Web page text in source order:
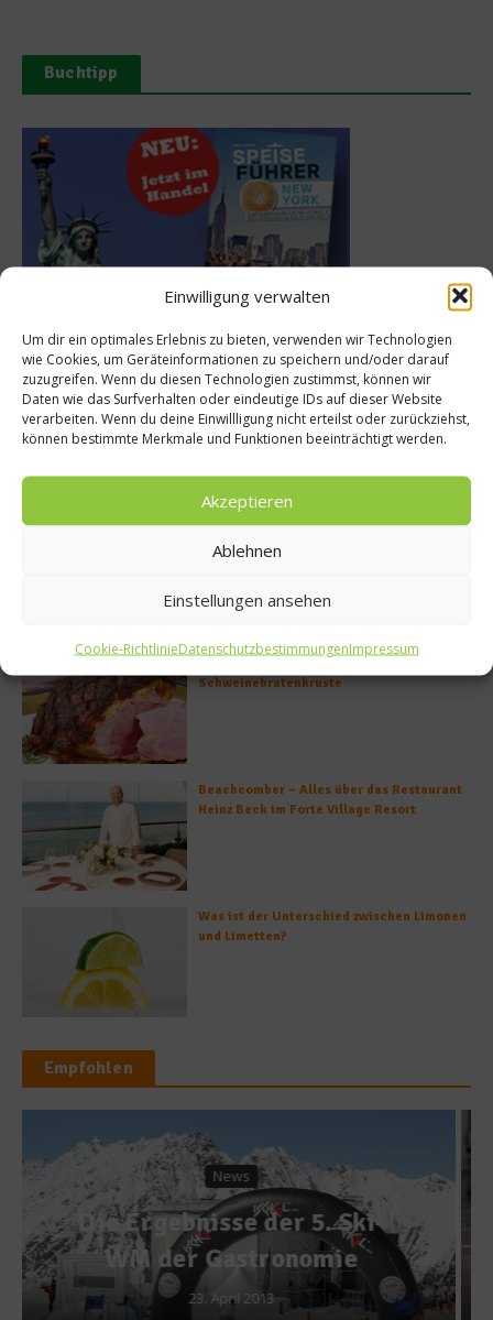
Einwilligung verwalten
Um dir ein optimales Erlebnis zu bieten, verwenden wir Technologien
wie Cookies, um Geräteinformationen zu speichern und/oder darauf
zuzugreifen. Wenn du diesen Technologien zustimmst, können wir
Daten wie das Surfverhalten oder eindeutige IDs auf dieser Website
verarbeiten. Wenn du deine Einwillligung nicht erteilst oder zurückziehst,
können bestimmte Merkmale und Funktionen beeinträchtigt werden.
Akzeptieren
Ablehnen
Einstellungen ansehen
Cookie-RichtlinieDatenschutzbestimmungenImpressum
Buchtipp
Meistgelesen
Rezept: Deichlammrücken in der
Brotkruste auf Tomatenconfit und
Schweinebratenkruste
Beachcomber – Alles über das Restaurant
Heinz Beck im Forte Village Resort
Was ist der Unterschied zwischen Limonen
und Limetten?
Empfohlen
Ratgeber Gesundheit
Der Unterschied zwischen
gesättigten und
ungesättigten Fettsäuren